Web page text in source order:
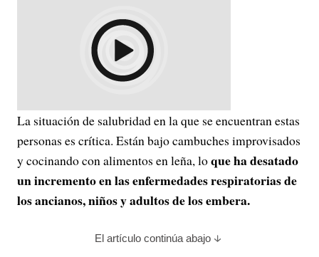
La situación de salubridad en la que se encuentran estas
personas es crítica. Están bajo cambuches improvisados
y cocinando con alimentos en leña, loque ha desatado
un incremento en las enfermedades respiratorias de
los ancianos, niños y adultos de los embera.
El artículo continúa abajo